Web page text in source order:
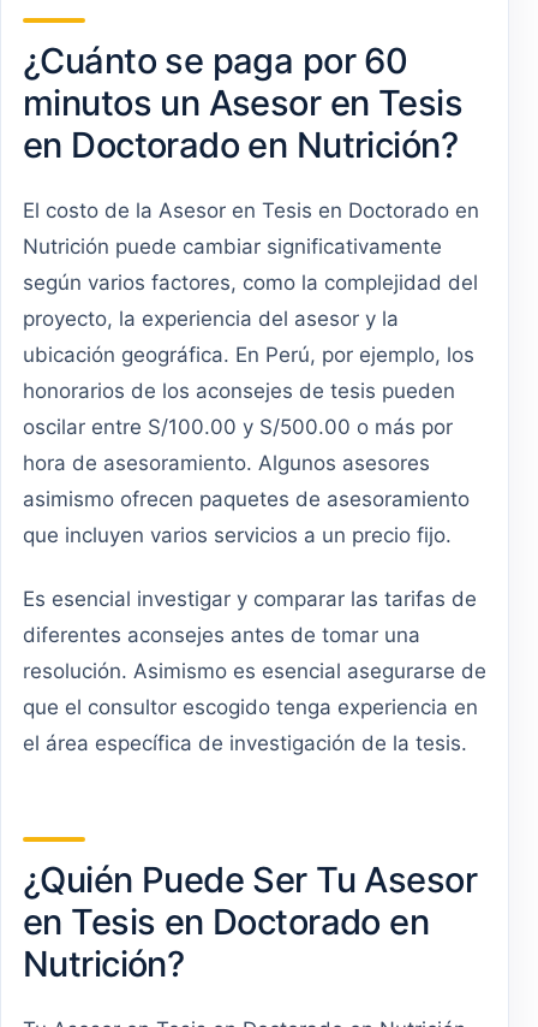
¿Cuánto se paga por 60
minutos un Asesor en Tesis
en Doctorado en Nutrición?
El costo de la Asesor en Tesis en Doctorado en
Nutrición puede cambiar significativamente
según varios factores, como la complejidad del
proyecto, la experiencia del asesor y la
ubicación geográfica. En Perú, por ejemplo, los
honorarios de los aconsejes de tesis pueden
oscilar entre S/100.00 y S/500.00 o más por
hora de asesoramiento. Algunos asesores
asimismo ofrecen paquetes de asesoramiento
que incluyen varios servicios a un precio fijo.
Es esencial investigar y comparar las tarifas de
diferentes aconsejes antes de tomar una
resolución. Asimismo es esencial asegurarse de
que el consultor escogido tenga experiencia en
el área específica de investigación de la tesis.
¿Quién Puede Ser Tu Asesor
en Tesis en Doctorado en
Nutrición?